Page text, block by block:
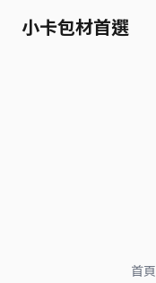
小卡包材首選
首頁